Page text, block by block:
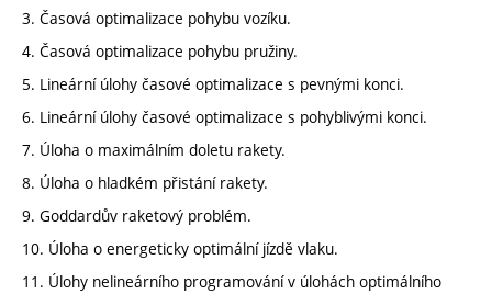
3. Časová optimalizace pohybu vozíku.
4. Časová optimalizace pohybu pružiny.
5. Lineární úlohy časové optimalizace s pevnými konci.
6. Lineární úlohy časové optimalizace s pohyblivými konci.
7. Úloha o maximálním doletu rakety.
8. Úloha o hladkém přistání rakety.
9. Goddardův raketový problém.
10. Úloha o energeticky optimální jízdě vlaku.
11. Úlohy nelineárního programování v úlohách optimálního